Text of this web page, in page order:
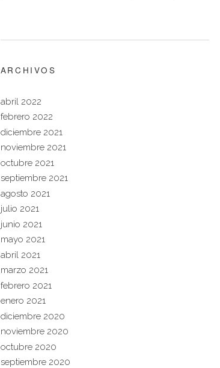
ARCHIVOS
abril 2022
febrero 2022
diciembre 2021
noviembre 2021
octubre 2021
septiembre 2021
agosto 2021
julio 2021
junio 2021
mayo 2021
abril 2021
marzo 2021
febrero 2021
enero 2021
diciembre 2020
noviembre 2020
octubre 2020
septiembre 2020